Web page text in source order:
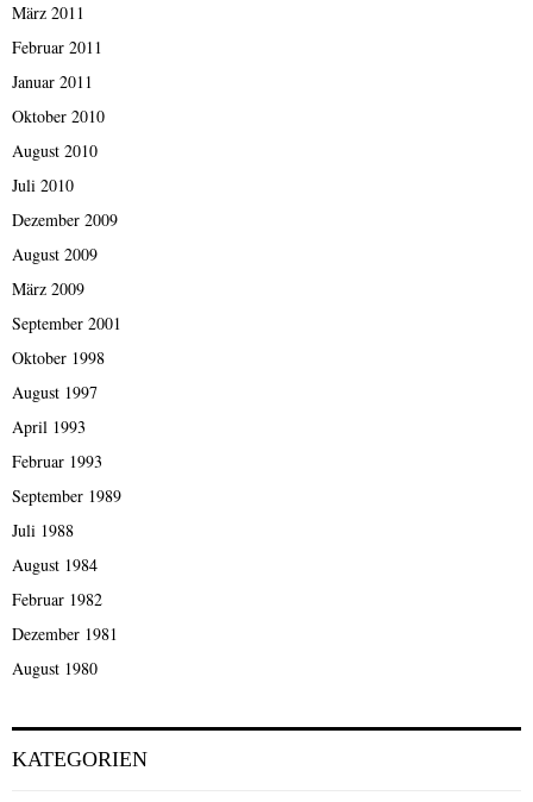
März 2011
Februar 2011
Januar 2011
Oktober 2010
August 2010
Juli 2010
Dezember 2009
August 2009
März 2009
September 2001
Oktober 1998
August 1997
April 1993
Februar 1993
September 1989
Juli 1988
August 1984
Februar 1982
Dezember 1981
August 1980
KATEGORIEN